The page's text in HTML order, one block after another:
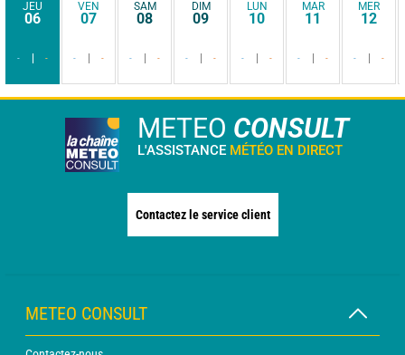
JEU
06
- -
VEN
07
- -
SAM
08
- -
DIM
09
- -
LUN
10
- -
MAR
11
- -
MER
12
- -
METEO CONSULT
L'ASSISTANCE MÉTÉO EN DIRECT
Contactez le service client
METEO CONSULT